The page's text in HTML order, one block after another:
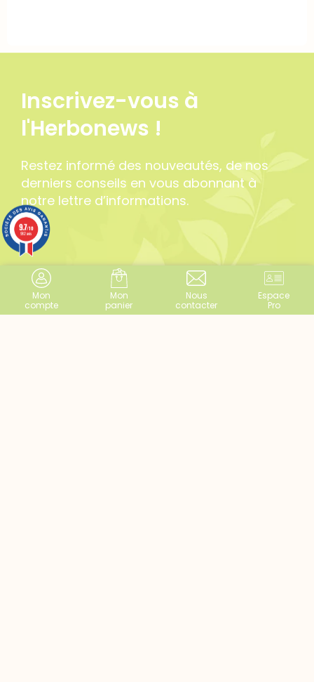
Mon
compte
Mon
panier
Nous
contacter
Espace
Pro
Inscrivez-vous à
l'Herbonews !
Restez informé des nouveautés, de nos
derniers conseils en vous abonnant à
notre lettre d’informations.
9.7/10
982 avis